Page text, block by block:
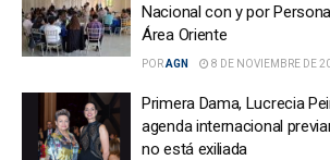
Nacional con y por
Área Oriente
PORAGN 8 DE NOVIEMBRE DE
Primera Dama, Lucrecia
agenda internacional
no está exiliada